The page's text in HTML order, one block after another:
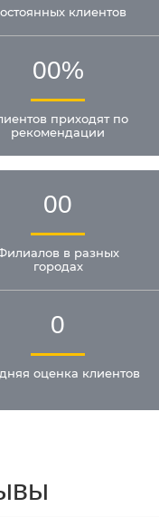
клиентов
00%
приходят по
рекомендации
00
в разных
городах
0
оценка клиентов